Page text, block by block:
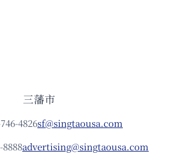
三藩市
4826sf@singtaousa.com
8888advertising@singtaousa.com